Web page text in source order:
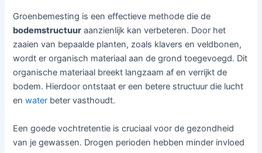
Groenbemesting is een effectieve methode die de
bodemstructuur aanzienlijk kan verbeteren. Door het
zaaien van bepaalde planten, zoals klavers en veldbonen,
wordt er organisch materiaal aan de grond toegevoegd. Dit
organische materiaal breekt langzaam af en verrijkt de
bodem. Hierdoor ontstaat er een betere structuur die lucht
enwater beter vasthoudt.
Een goede vochtretentie is cruciaal voor de gezondheid
van je gewassen. Drogen perioden hebben minder invloed